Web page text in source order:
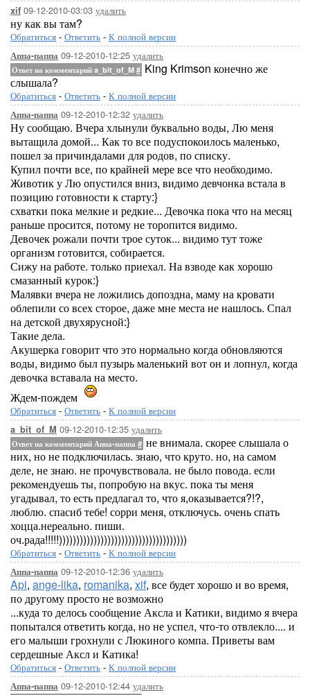
xif 09-12-2010-03:03 удалить
ну как вы там?
Обратиться - Ответить - К полной версии
Аппа-паппа 09-12-2010-12:25 удалить
Ответ на комментарий a_bit_of_M # King Krimson конечно же
слышала?
Обратиться - Ответить - К полной версии
Аппа-паппа 09-12-2010-12:32 удалить
Ну сообщаю. Вчера хлынули буквально воды, Лю меня
вытащила домой... Как то все подуспокоилось маленько,
пошел за причиндалами для родов, по списку.
Купил почти все, по крайней мере все что необходимо.
Животик у Лю опустился вниз, видимо девчонка встала в
позицию готовности к старту:}
схватки пока мелкие и редкие... Девочка пока что на месяц
раньше просится, потому не торопится видимо.
Девочек рожали почти трое суток... видимо тут тоже
организм готовится, собирается.
Сижу на работе. только приехал. На взводе как хорошо
смазанный курок:}
Малявки вчера не ложились допоздна, маму на кровати
облепили со всех сторое, даже мне места не нашлось. Спал
на детской двухярусной:}
Такие дела.
Акушерка говорит что это нормально когда обновляются
воды, видимо был пузырь маленький вот он и лопнул, когда
девочка вставала на место.
Ждем-пождем
Обратиться - Ответить - К полной версии
a_bit_of_M 09-12-2010-12:35 удалить
Ответ на комментарий Аппа-паппа # не внимала. скорее слышала о
них, но не подключилась. знаю, что круто. но, на самом
деле, не знаю. не прочувствовала. не было повода. если
рекомендуешь ты, попробую на вкус. пока ты меня
угадывал, то есть предлагал то, что я,оказывается?!?,
люблю. спасиб тебе! сорри меня, отключусь. очень спать
хоцца.нереально. пиши.
оч.рада!!!!!)))))))))))))))))))))))))))))))))))))
Обратиться - Ответить - К полной версии
Аппа-паппа 09-12-2010-12:36 удалить
Api, ange-lika, romanika, xif, все будет хорошо и во время,
по другому просто не возможно
...куда то делось сообщение Аксла и Катики, видимо я вчера
попытался ответить когда, но не успел, что-то отвлекло.... и
его малыши грохнули с Люкиного компа. Приветы вам
сердешные Аксл и Катика!
Обратиться - Ответить - К полной версии
Аппа-паппа 09-12-2010-12:44 удалить